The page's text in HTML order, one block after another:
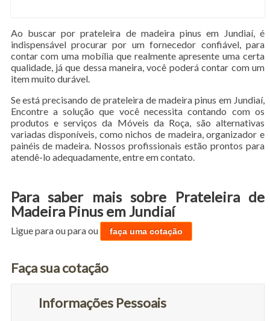
Ao buscar por prateleira de madeira pinus em Jundiaí, é
indispensável procurar por um fornecedor confiável, para
contar com uma mobília que realmente apresente uma certa
qualidade, já que dessa maneira, você poderá contar com um
item muito durável.
Se está precisando de prateleira de madeira pinus em Jundiaí,
Encontre a solução que você necessita contando com os
produtos e serviços da Móveis da Roça, são alternativas
variadas disponíveis, como nichos de madeira, organizador e
painéis de madeira. Nossos profissionais estão prontos para
atendê-lo adequadamente, entre em contato.
Para saber mais sobre Prateleira de
Madeira Pinus em Jundiaí
Ligue paraou paraou faça uma cotação
Faça sua cotação
Informações Pessoais